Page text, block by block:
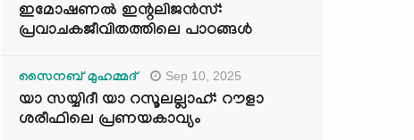
ഇമോഷണൽ ഇന്റലിജൻസ്:
പ്രവാചകജീവിതത്തിലെ പാഠങ്ങൾ
സൈനബ് മുഹമ്മദ് Sep 10, 2025
യാ സയ്യിദീ യാ റസൂലല്ലാഹ്: റൗളാ
ശരീഫിലെ പ്രണയകാവ്യം